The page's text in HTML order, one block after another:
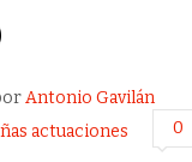
Antonio Gavilán
actuaciones 0